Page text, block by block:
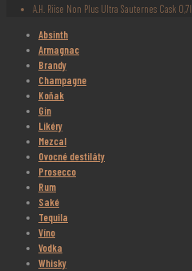
A.H. Riise Non Plus Ultra Sauternes Cask 0,7l
Absinth
Armagnac
Brandy
Champagne
Koňak
Gin
Likéry
Mezcal
Ovocné destiláty
Prosecco
Rum
Saké
Tequila
Víno
Vodka
Whisky